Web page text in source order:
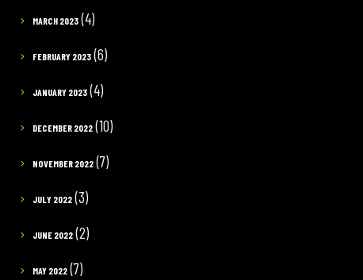
MARCH 2023 (4)
FEBRUARY 2023 (6)
JANUARY 2023 (4)
DECEMBER 2022 (10)
NOVEMBER 2022 (7)
JULY 2022 (3)
JUNE 2022 (2)
MAY 2022 (7)